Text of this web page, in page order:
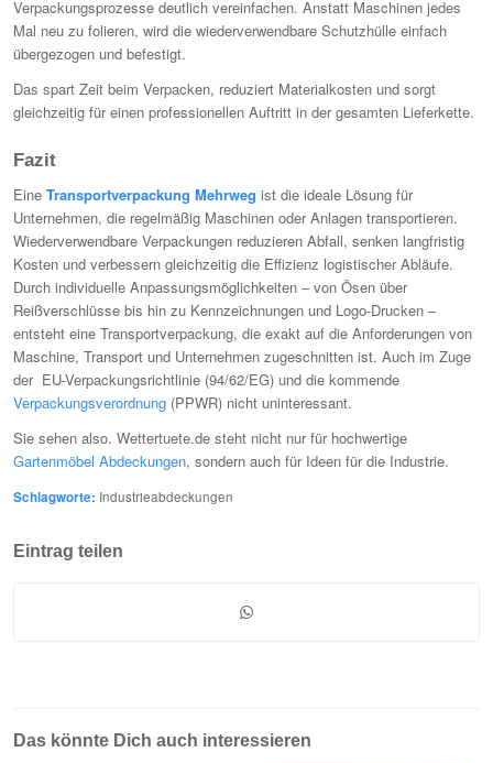
Verpackungsprozesse deutlich vereinfachen. Anstatt Maschinen jedes
Mal neu zu folieren, wird die wiederverwendbare Schutzhülle einfach
übergezogen und befestigt.
Das spart Zeit beim Verpacken, reduziert Materialkosten und sorgt
gleichzeitig für einen professionellen Auftritt in der gesamten Lieferkette.
Fazit
Eine Transportverpackung Mehrweg ist die ideale Lösung für
Unternehmen, die regelmäßig Maschinen oder Anlagen transportieren.
Wiederverwendbare Verpackungen reduzieren Abfall, senken langfristig
Kosten und verbessern gleichzeitig die Effizienz logistischer Abläufe.
Durch individuelle Anpassungsmöglichkeiten – von Ösen über
Reißverschlüsse bis hin zu Kennzeichnungen und Logo-Drucken –
entsteht eine Transportverpackung, die exakt auf die Anforderungen von
Maschine, Transport und Unternehmen zugeschnitten ist. Auch im Zuge
der EU-Verpackungsrichtlinie (94/62/EG) und die kommende
Verpackungsverordnung (PPWR) nicht uninteressant.
Sie sehen also. Wettertuete.de steht nicht nur für hochwertige
Gartenmöbel Abdeckungen, sondern auch für Ideen für die Industrie.
Schlagworte: Industrieabdeckungen
Eintrag teilen
Das könnte Dich auch interessieren